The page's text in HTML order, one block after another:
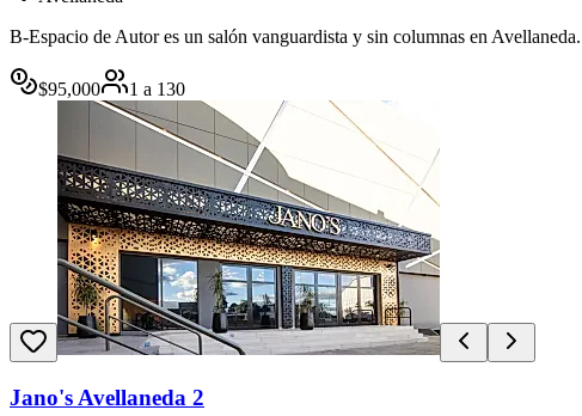
B-Espacio de Autor es un salón vanguardista y sin columnas en
$95,000 1 a 130
Jano's Avellaneda 2